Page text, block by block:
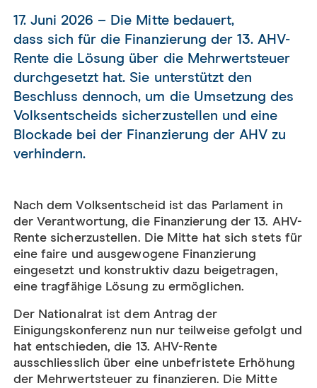
17. Juni 2026 – Die Mitte bedauert,
dass sich für die Finanzierung der 13. AHV-
Rente die Lösung über die Mehrwertsteuer
durchgesetzt hat. Sie unterstützt den
Beschluss dennoch, um die Umsetzung des
Volksentscheids sicherzustellen und eine
Blockade bei der Finanzierung der AHV zu
verhindern.
Nach dem Volksentscheid ist das Parlament in
der Verantwortung, die Finanzierung der 13. AHV-
Rente sicherzustellen. Die Mitte hat sich stets für
eine faire und ausgewogene Finanzierung
eingesetzt und konstruktiv dazu beigetragen,
eine tragfähige Lösung zu ermöglichen.
Der Nationalrat ist dem Antrag der
Einigungskonferenz nun nur teilweise gefolgt und
hat entschieden, die 13. AHV-Rente
ausschliesslich über eine unbefristete Erhöhung
der Mehrwertsteuer zu finanzieren. Die Mitte